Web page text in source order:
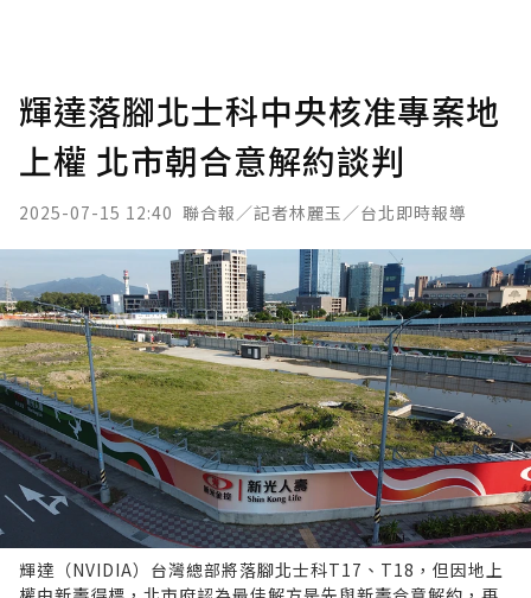
輝達落腳北士科中央核准專案地
上權 北市朝合意解約談判
2025-07-15 12:40 聯合報／記者林麗玉／台北即時報導
輝達（NVIDIA）台灣總部將落腳北士科T17、T18，但因地上